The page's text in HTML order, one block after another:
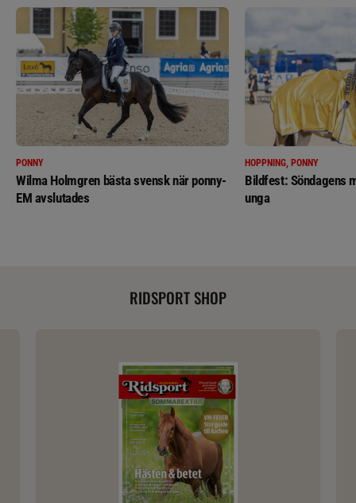
PONNY
Wilma Holmgren bästa svensk när ponny-
EM avslutades
HOPPNING, PONNY
Bildfest: Söndagens
unga
RIDSPORT SHOP